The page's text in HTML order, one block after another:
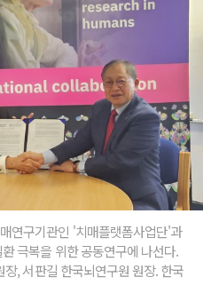
연구기관인 '치매플랫폼사업단'과
극복을 위한 공동연구에 나선다.
, 서판길 한국뇌연구원 원장. 한국